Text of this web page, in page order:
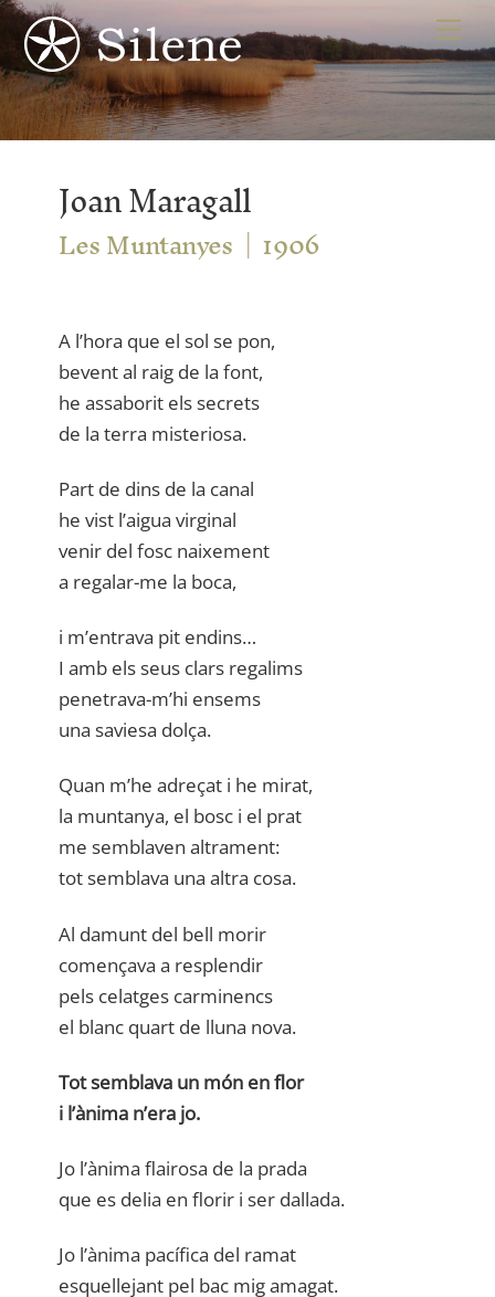
Skip
to
content
Joan Maragall
Les Muntanyes 1906
A l’hora que el sol se pon,
bevent al raig de la font,
he assaborit els secrets
de la terra misteriosa.
Part de dins de la canal
he vist l’aigua virginal
venir del fosc naixement
a regalar-me la boca,
i m’entrava pit endins…
I amb els seus clars regalims
penetrava-m’hi ensems
una saviesa dolça.
Quan m’he adreçat i he mirat,
la muntanya, el bosc i el prat
me semblaven altrament:
tot semblava una altra cosa.
Al damunt del bell morir
començava a resplendir
pels celatges carminencs
el blanc quart de lluna nova.
Tot semblava un món en flor
i l’ànima n’era jo.
Jo l’ànima flairosa de la prada
que es delia en florir i ser dallada.
Jo l’ànima pacífica del ramat
esquellejant pel bac mig amagat.